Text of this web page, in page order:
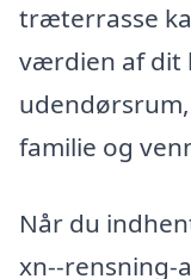
træterrasse
værdien af dit
familie og
Når du
xn--rensning-